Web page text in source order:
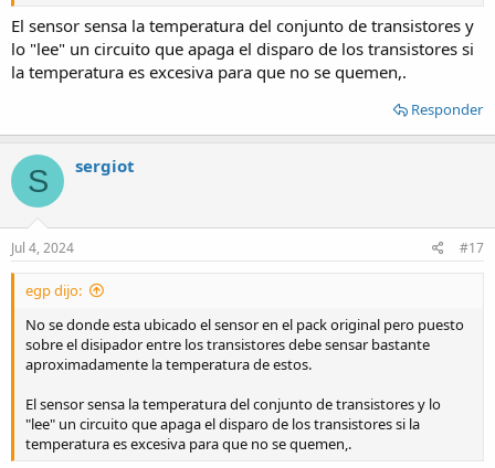
El sensor sensa la temperatura del conjunto de transistores y
lo "lee" un circuito que apaga el disparo de los transistores si
la temperatura es excesiva para que no se quemen,.
Responder
S sergiot
Jul 4, 2024 #17
egp dijo:
No se donde esta ubicado el sensor en el pack original pero puesto
sobre el disipador entre los transistores debe sensar bastante
aproximadamente la temperatura de estos.
El sensor sensa la temperatura del conjunto de transistores y lo
"lee" un circuito que apaga el disparo de los transistores si la
temperatura es excesiva para que no se quemen,.